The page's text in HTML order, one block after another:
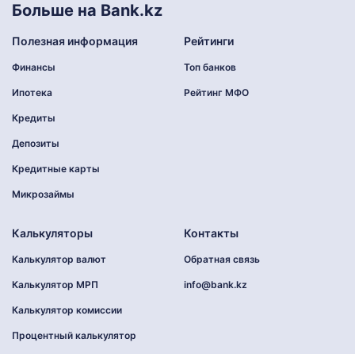
Больше на Bank.kz
Полезная информация
Финансы
Ипотека
Кредиты
Депозиты
Кредитные карты
Микрозаймы
Рейтинги
Топ банков
Рейтинг МФО
Калькуляторы
Калькулятор валют
Калькулятор МРП
Калькулятор комиссии
Процентный калькулятор
Контакты
Обратная связь
info@bank.kz